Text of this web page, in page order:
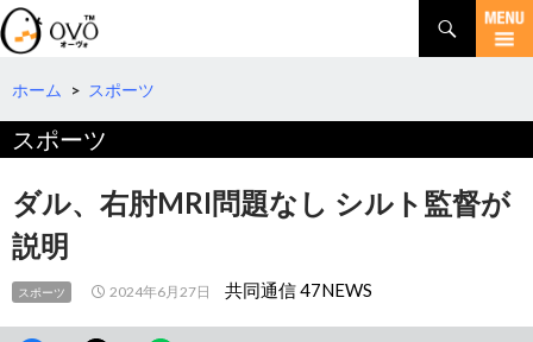
検
索
コ
テ
へ
ホーム > スポーツ
スポーツ
ダル、右肘MRI問題なし シルト監督が
説明
スポーツ 2024年6月27日 共同通信 47NEWS